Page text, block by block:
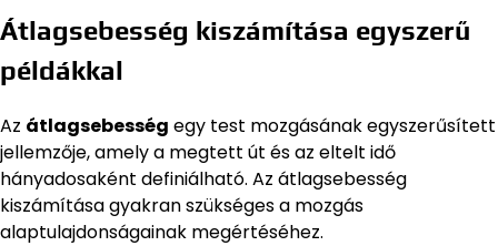
Átlagsebesség kiszámítása egyszerű
példákkal
Az átlagsebesség egy test mozgásának egyszerűsített
jellemzője, amely a megtett út és az eltelt idő
hányadosaként definiálható. Az átlagsebesség
kiszámítása gyakran szükséges a mozgás
alaptulajdonságainak megértéséhez.